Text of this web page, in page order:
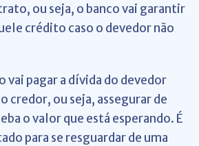
ou seja, o banco vai garantir
crédito caso o devedor não
vai pagar a dívida do devedor
credor, ou seja, assegurar de
o valor que está esperando. É
para se resguardar de uma